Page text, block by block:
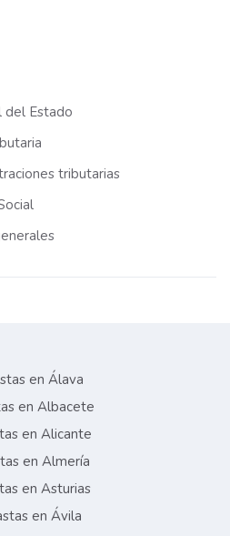
del Estado
tributarias
en Álava
en Albacete
en Alicante
en Almería
en Asturias
en Ávila